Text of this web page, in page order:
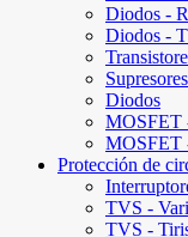
Diodos -
Diodos -
Diodos
MOSFET
MOSFET
Protección de
TVS -
TVS -